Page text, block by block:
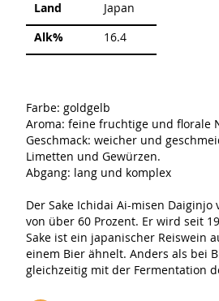
Land
Japan
Alk%
16.4
Farbe: goldgelb
Aroma: feine fruchtige und florale
Geschmack: weicher und
Limetten und Gewürzen.
Abgang: lang und komplex
Der Sake Ichidai Ai-misen
von über 60 Prozent. Er wird seit
Sake ist ein japanischer Reiswein
einem Bier ähnelt. Anders als bei
gleichzeitig mit der Fermentation